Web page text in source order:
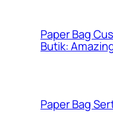
Paper Bag
Butik:
Paper Bag